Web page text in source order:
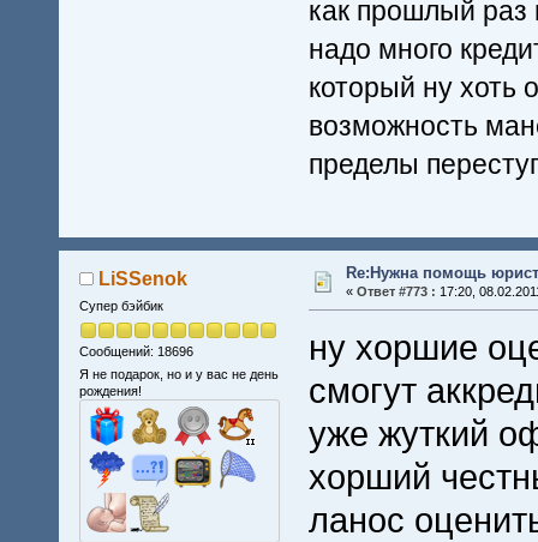
как прошлый раз
надо много
который ну хоть
возможность
пределы
LiSSenok
Супер бэйбик
Сообщений: 18696
Я не подарок, но и у вас не день
рождения!
Re:Нужна помощь
« Ответ #773 : 17:20,
ну хоршие
смогут
уже жуткий
хорший
ланос